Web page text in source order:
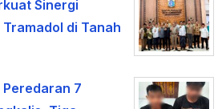
Sinergi
di Tanah
Peredaran 7